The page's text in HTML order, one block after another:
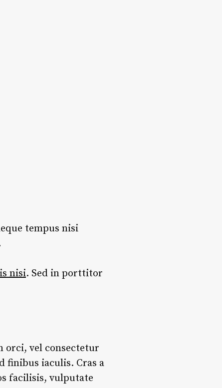
tempus nisi
nisi. Sed in porttitor
orci, vel consectetur
finibus iaculis. Cras a
facilisis, vulputate